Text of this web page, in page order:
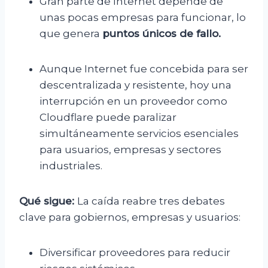
unas pocas empresas para funcionar, lo
que genera puntos únicos de fallo.
Aunque Internet fue concebida para ser
descentralizada y resistente, hoy una
interrupción en un proveedor como
Cloudflare puede paralizar
simultáneamente servicios esenciales
para usuarios, empresas y sectores
industriales.
Qué sigue: La caída reabre tres debates
clave para gobiernos, empresas y usuarios:
Diversificar proveedores para reducir